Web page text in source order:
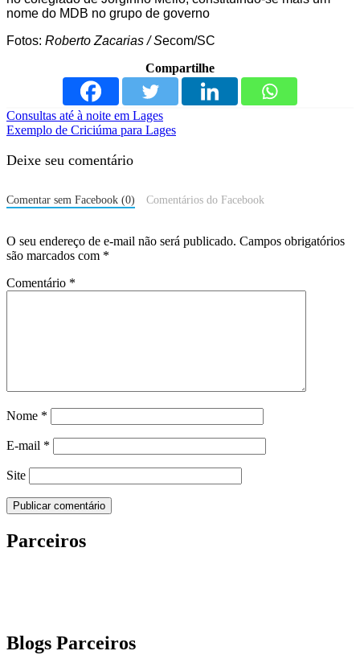
nome do MDB no grupo de governo
Fotos: Roberto Zacarias / Secom/SC
Compartilhe
Consultas até à noite em Lages
Exemplo de Criciúma para Lages
Deixe seu comentário
Comentar sem Facebook (0) Comentários do Facebook
O seu endereço de e-mail não será publicado. Campos obrigatórios
são marcados com *
Comentário *
Nome *
E-mail *
Site
Parceiros
Blogs Parceiros